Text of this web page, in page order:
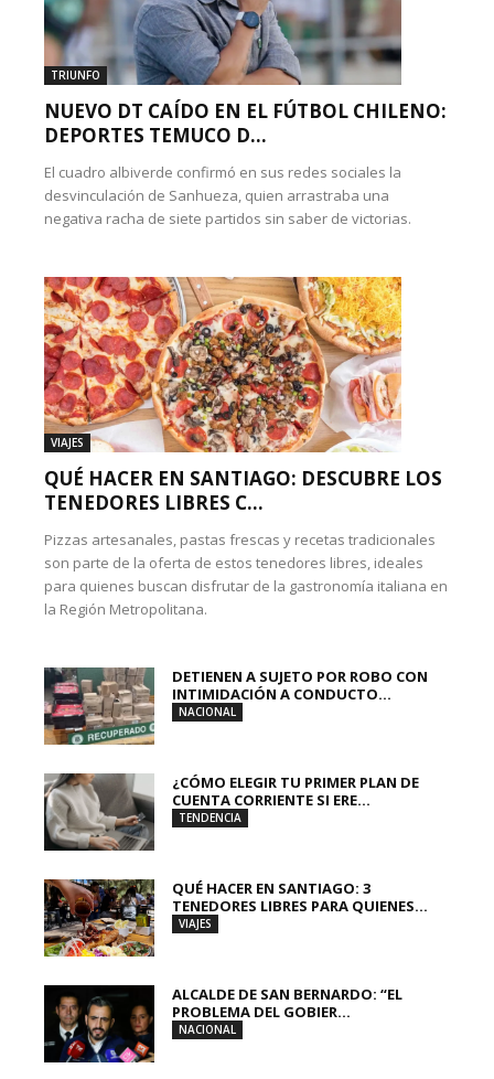
TRIUNFO
NUEVO DT CAÍDO EN EL FÚTBOL CHILENO:
DEPORTES TEMUCO D...
El cuadro albiverde confirmó en sus redes sociales la
desvinculación de Sanhueza, quien arrastraba una
negativa racha de siete partidos sin saber de victorias.
VIAJES
QUÉ HACER EN SANTIAGO: DESCUBRE LOS
TENEDORES LIBRES C...
Pizzas artesanales, pastas frescas y recetas tradicionales
son parte de la oferta de estos tenedores libres, ideales
para quienes buscan disfrutar de la gastronomía italiana en
la Región Metropolitana.
DETIENEN A SUJETO POR ROBO CON
INTIMIDACIÓN A CONDUCTO...
NACIONAL
¿CÓMO ELEGIR TU PRIMER PLAN DE
CUENTA CORRIENTE SI ERE...
TENDENCIA
QUÉ HACER EN SANTIAGO: 3
TENEDORES LIBRES PARA QUIENES...
VIAJES
ALCALDE DE SAN BERNARDO: “EL
PROBLEMA DEL GOBIER...
NACIONAL